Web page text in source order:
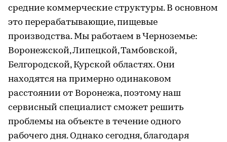
средние коммерческие структуры. В основном
это перерабатывающие, пищевые
производства. Мы работаем в Черноземье:
Воронежской, Липецкой, Тамбовской,
Белгородской, Курской областях. Они
находятся на примерно одинаковом
расстоянии от Воронежа, поэтому наш
сервисный специалист сможет решить
проблемы на объекте в течение одного
рабочего дня. Однако сегодня, благодаря